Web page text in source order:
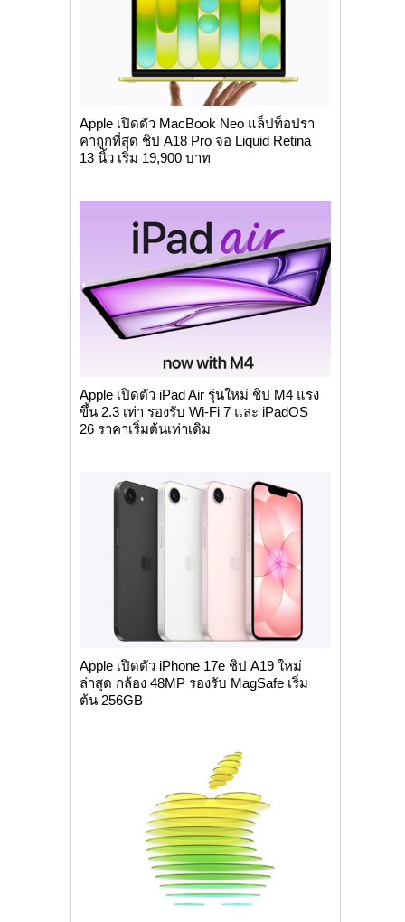
Apple เปิดตัว MacBook Neo แล็ปท็อปรา
คาถูกที่สุด ชิป A18 Pro จอ Liquid Retina
13 นิ้ว เริ่ม 19,900 บาท
Apple เปิดตัว iPad Air รุ่นใหม่ ชิป M4 แรง
ขึ้น 2.3 เท่า รองรับ Wi-Fi 7 และ iPadOS
26 ราคาเริ่มต้นเท่าเดิม
Apple เปิดตัว iPhone 17e ชิป A19 ใหม่
ล่าสุด กล้อง 48MP รองรับ MagSafe เริ่ม
ต้น 256GB